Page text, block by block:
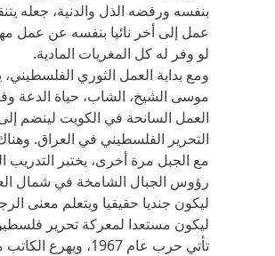
بنفسه ورفضه الذل والدنية، جعله
عمل إلى أخر نائيا بنفسه عن عمل
لو وفر له كل المغريات المادية.
ومع بداية العمل الثوري الفلسطيني،
موسى الشيخ، الشاب، حياة الدعة
العمل السانحة في الكويت لينضم
التحرير الفلسطيني في العراق.
مع الجبل مرة أخرى، يختبر التدريب
رؤوس الجبال الشامخة في شمال
ليكون جنديا حقيقيا ويتعلم معنى
ليكون مستعدا لمعركة تحرير
تأتي حرب عام 1967، ويهرع